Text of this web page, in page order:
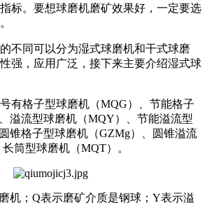
标。要想球磨机磨矿效果好，一定要选
不同可以分为湿式球磨机和干式球磨
强，应用广泛，接下来主要介绍湿式球
有格子型球磨机（MQG）、节能格子
溢流型球磨机（MQY）、节能溢流型
锥格子型球磨机（GZMg）、圆锥溢流
筒型球磨机（MQT）。
机；Q表示磨矿介质是钢球；Y表示溢